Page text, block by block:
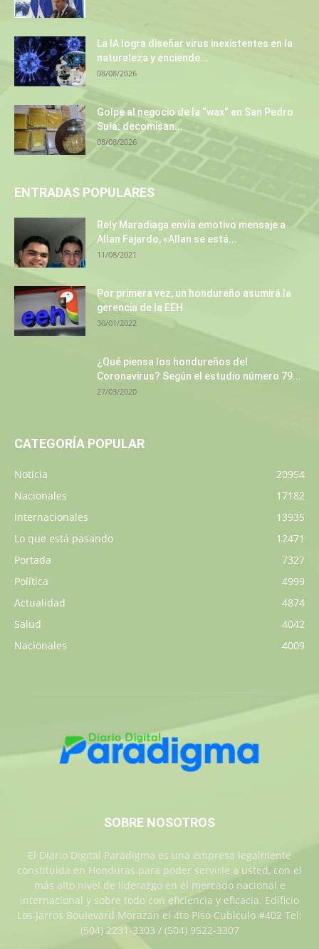
La IA logra diseñar virus inexistentes en la
naturaleza y enciende...
08/08/2026
Golpe al negocio de la “wax” en San Pedro
Sula: decomisan...
08/08/2026
ENTRADAS POPULARES
Rely Maradiaga envía emotivo mensaje a
Allan Fajardo, «Allan se está...
11/08/2021
Por primera vez, un hondureño asumirá la
gerencia de la EEH
30/01/2022
¿Qué piensa los hondureños del
Coronavirus? Según el estudio número 79...
27/03/2020
CATEGORÍA POPULAR
Noticia
20954
Nacionales
17182
Internacionales
13935
Lo que está pasando
12471
Portada
7327
Política
4999
Actualidad
4874
Salud
4042
Nacionales
4009
SOBRE NOSOTROS
El Diario Digital Paradigma es una empresa legalmente
constituida en Honduras para poder servirle a usted, con el
más alto nivel de liderazgo en el mercado nacional e
internacional y sobre todo con eficiencia y eficacia. Edificio
Los Jarros Boulevard Morazan el 4to Piso Cubiculo #402 Tel:
(504) 2231-3303 / (504) 9522-3307